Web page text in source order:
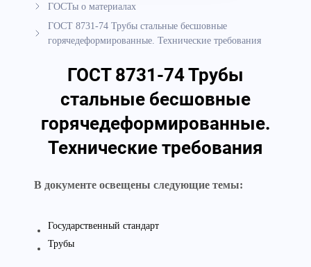
ГОСТы о материалах
ГОСТ 8731-74 Трубы стальные бесшовные
горячедеформированные. Технические требования
ГОСТ 8731-74 Трубы
стальные бесшовные
горячедеформированные.
Технические требования
В документе освещены следующие темы:
Государственный стандарт
Трубы